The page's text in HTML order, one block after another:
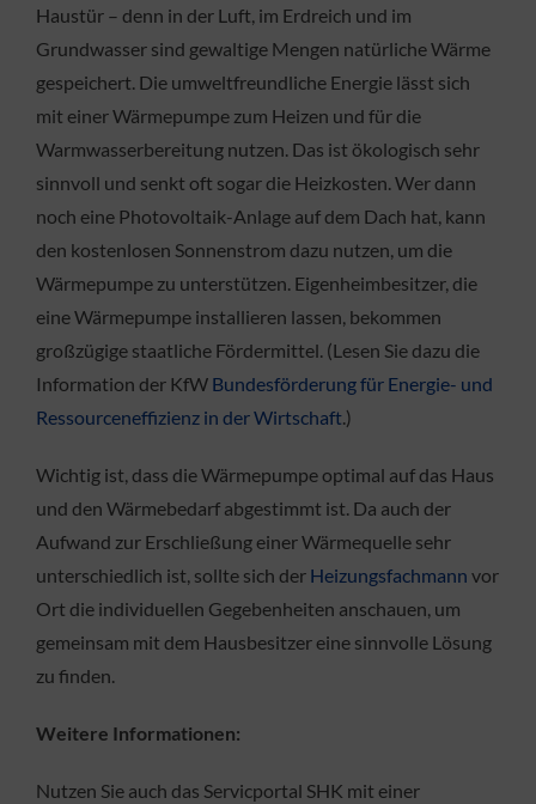
Haustür – denn in der Luft, im Erdreich und im
Grundwasser sind gewaltige Mengen natürliche Wärme
gespeichert. Die umweltfreundliche Energie lässt sich
mit einer Wärmepumpe zum Heizen und für die
Warmwasserbereitung nutzen. Das ist ökologisch sehr
sinnvoll und senkt oft sogar die Heizkosten. Wer dann
noch eine Photovoltaik-Anlage auf dem Dach hat, kann
den kostenlosen Sonnenstrom dazu nutzen, um die
Wärmepumpe zu unterstützen. Eigenheimbesitzer, die
eine Wärmepumpe installieren lassen, bekommen
großzügige staatliche Fördermittel. (Lesen Sie dazu die
Information der KfW Bundesförderung für Energie- und
Ressourceneffizienz in der Wirtschaft.)
Wichtig ist, dass die Wärmepumpe optimal auf das Haus
und den Wärmebedarf abgestimmt ist. Da auch der
Aufwand zur Erschließung einer Wärmequelle sehr
unterschiedlich ist, sollte sich der Heizungsfachmann vor
Ort die individuellen Gegebenheiten anschauen, um
gemeinsam mit dem Hausbesitzer eine sinnvolle Lösung
zu finden.
Weitere Informationen:
Nutzen Sie auch das Servicportal SHK mit einer